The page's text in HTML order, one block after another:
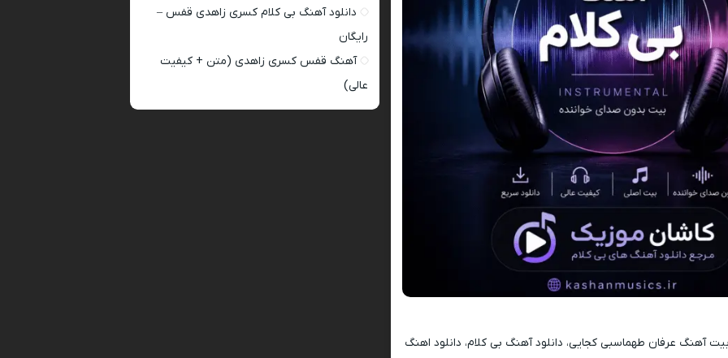
بیت آهنگ عرفان طهماسبی کجایی، دانلود آهنگ بی کلام، دانلود اهنگ
دانلود آهنگ بی کلام کسری زاهدی قفس –
رایگان
آهنگ قفس کسری زاهدی (متن + کیفیت
عالی)